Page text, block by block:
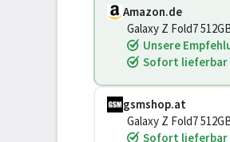
Amazon.de
Galaxy Z Fold7
Unsere
Sofort lieferbar
gsmshop.at
Galaxy Z Fold7
Sofort lieferbar